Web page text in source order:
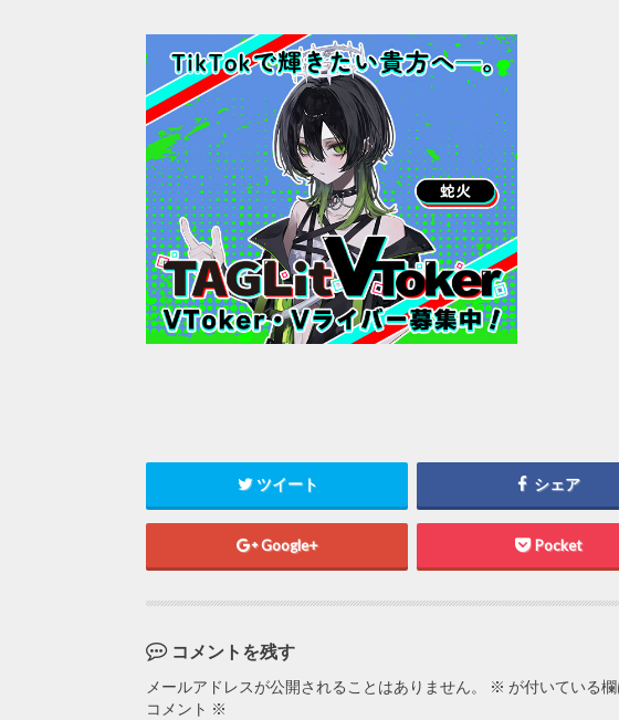
ツイート シェア
Google+ Pocket
コメントを残す
メールアドレスが公開されることはありません。 ※ が付いている
コメント ※